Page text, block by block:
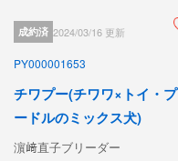
成約済 2024/03/16 更新
PY000001653
チワプー(チワワ×トイ・プ
ードルのミックス犬)
濵﨑直子ブリーダー